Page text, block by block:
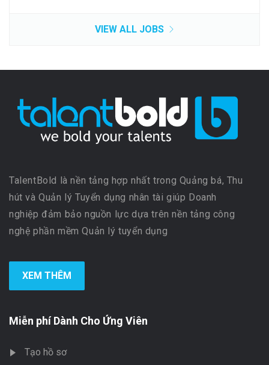
VIEW ALL JOBS
TalentBold là nền tảng hợp nhất trong Quảng bá, Thu
hút và Quản lý Tuyển dụng nhân tài giúp Doanh
nghiệp đảm bảo nguồn lực dựa trên nền tảng công
nghệ phần mềm Quản lý tuyển dụng
XEM THÊM
Miễn phí Dành Cho Ứng Viên
Tạo hồ sơ